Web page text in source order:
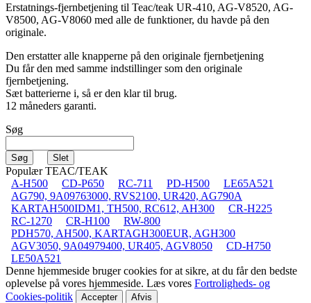
Erstatnings-fjernbetjening til Teac/teak UR-410, AG-V8520, AG-
V8500, AG-V8060 med alle de funktioner, du havde på den
originale.
Den erstatter alle knapperne på den originale fjernbetjening
Du får den med samme indstillinger som den originale
fjernbetjening.
Sæt batterierne i, så er den klar til brug.
12 måneders garanti.
Søg
Populær TEAC/TEAK
A-H500
CD-P650 RC-711 PD-H500
LE65A521
AG790, 9A09763000, RVS2100, UR420, AG790A
KARTAH500IDM1, TH500, RC612, AH300
CR-H225
RC-1270
CR-H100
RW-800
PDH570, AH500, KARTAGH300EUR, AGH300
AGV3050, 9A04979400, UR405, AGV8050
CD-H750
LE50A521
Denne hjemmeside bruger cookies for at sikre, at du får den bedste
oplevelse på vores hjemmeside. Læs vores Fortroligheds- og
Cookies-politik
Accepter Afvis